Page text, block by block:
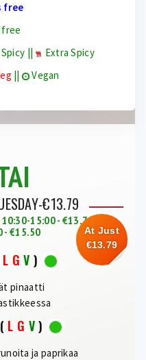
free
free
||
Extra Spicy
|| Vegan
€13.79
15:00 - €13.79
- €15.50
At Just
€13.79
L G V )
pinaatti
( L G V)
ja paprikaa